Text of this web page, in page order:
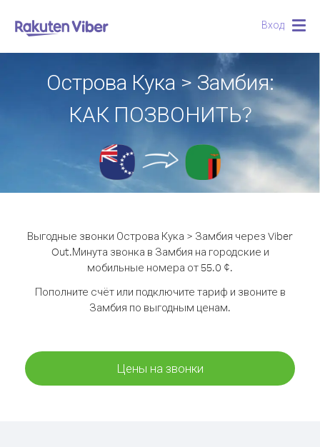
Вход
Острова Кука > Замбия:
КАК ПОЗВОНИТЬ?
Выгодные звонки Острова Кука > Замбия через Viber
Out.Минута звонка в Замбия на городские и
мобильные номера от 55.0 ¢.
Пополните счёт или подключите тариф и звоните в
Замбия по выгодным ценам.
Цены на звонки